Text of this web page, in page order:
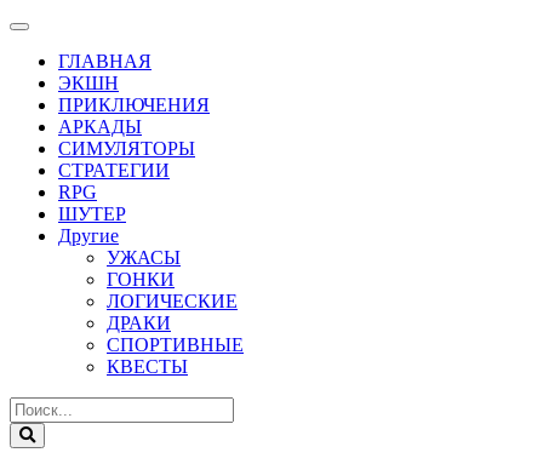
ГЛАВНАЯ
ЭКШН
ПРИКЛЮЧЕНИЯ
АРКАДЫ
СИМУЛЯТОРЫ
СТРАТЕГИИ
RPG
ШУТЕР
Другие
УЖАСЫ
ГОНКИ
ЛОГИЧЕСКИЕ
ДРАКИ
СПОРТИВНЫЕ
КВЕСТЫ